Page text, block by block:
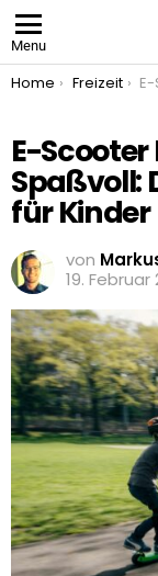
Menu
You are here:
Home Freizeit E-
E-Scooter
Spaßvoll:
für Kinder
von
19. Februar